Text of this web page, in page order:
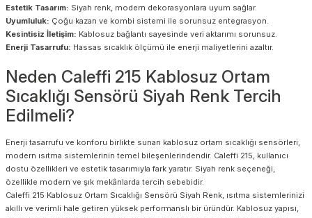
Estetik Tasarım: Siyah renk, modern dekorasyonlara uyum sağlar.
Uyumluluk: Çoğu kazan ve kombi sistemi ile sorunsuz entegrasyon.
Kesintisiz İletişim: Kablosuz bağlantı sayesinde veri aktarımı sorunsuz.
Enerji Tasarrufu: Hassas sıcaklık ölçümü ile enerji maliyetlerini azaltır.
Neden Caleffi 215 Kablosuz Ortam
Sıcaklığı Sensörü Siyah Renk Tercih
Edilmeli?
Enerji tasarrufu ve konforu birlikte sunan kablosuz ortam sıcaklığı sensörleri,
modern ısıtma sistemlerinin temel bileşenlerindendir. Caleffi 215, kullanıcı
dostu özellikleri ve estetik tasarımıyla fark yaratır. Siyah renk seçeneği,
özellikle modern ve şık mekânlarda tercih sebebidir.
Caleffi 215 Kablosuz Ortam Sıcaklığı Sensörü Siyah Renk, ısıtma sistemlerinizi
akıllı ve verimli hale getiren yüksek performanslı bir üründür. Kablosuz yapısı,